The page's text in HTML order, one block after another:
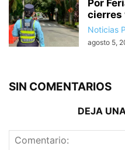
Por
cierres
Noticias
agosto 5,
SIN COMENTARIOS
DEJA